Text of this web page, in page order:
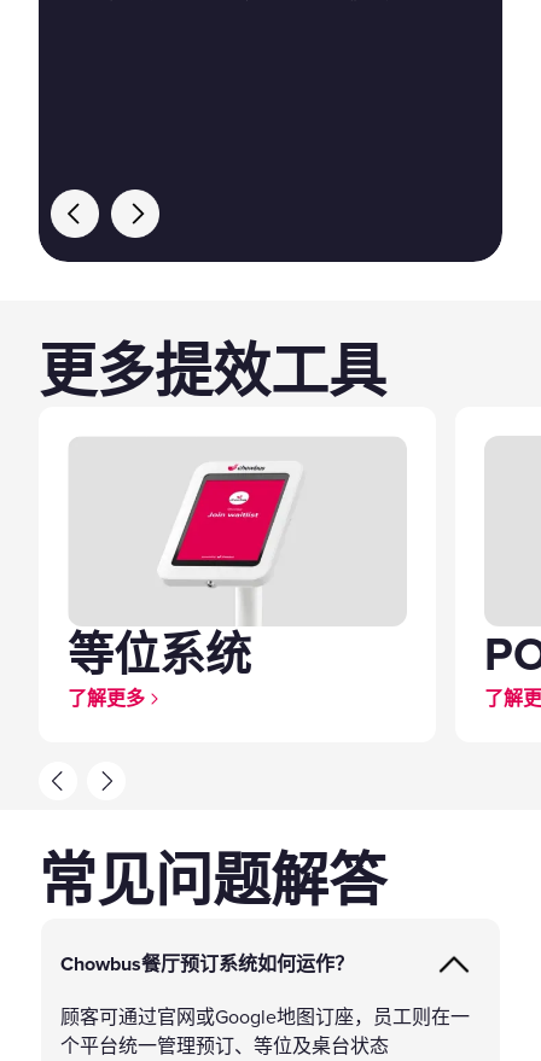
更多提效工具
等位系统
了解更多 了解
常见问题解答
Chowbus餐厅预订系统如何运作？
顾客可通过官网或Google地图订座，员工则在一
个平台统一管理预订、等位及桌台状态